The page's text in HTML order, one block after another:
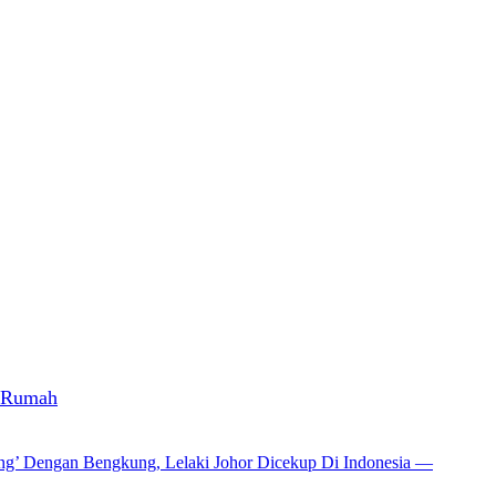
Dengan Bengkung, Lelaki Johor Dicekup Di Indonesia —